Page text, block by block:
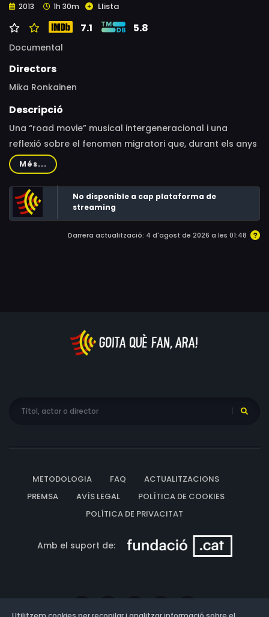
2013 1h 30m Llista
7.1 5.8
Documental
Directors
Mika Ronkainen
Descripció
Una “road movie” musical intergeneracional i una
reflexió sobre el fenomen migratori que, durant els anys
60 i 70, va conduir a 600.000 finlandesos a instal•lar-se
en terres sueques buscant la feina que no trobaven al
seu país.
Més...
No disponible a cap plataforma de
streaming
Darrera actualització: 4 d'agost de 2026 a les 01:48
METODOLOGIA FAQ
ACTUALITZACIONS
PREMSA
AVÍS LEGAL
POLÍTICA DE COOKIES
POLÍTICA DE PRIVACITAT
Amb el suport de: